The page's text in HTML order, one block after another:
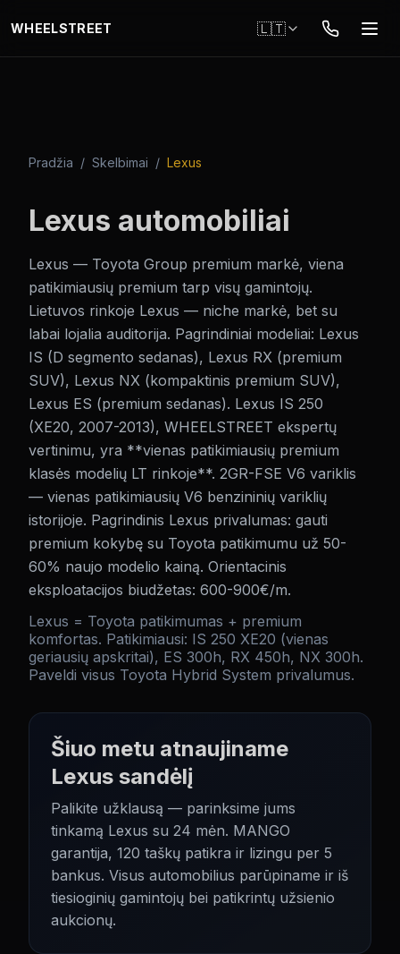
WHEELSTREET 🇱🇹
Pradžia / Skelbimai / Lexus
Lexus automobiliai
Lexus — Toyota Group premium markė, viena
patikimiausių premium tarp visų gamintojų.
Lietuvos rinkoje Lexus — niche markė, bet su
labai lojalia auditorija. Pagrindiniai modeliai: Lexus
IS (D segmento sedanas), Lexus RX (premium
SUV), Lexus NX (kompaktinis premium SUV),
Lexus ES (premium sedanas). Lexus IS 250
(XE20, 2007-2013), WHEELSTREET ekspertų
vertinimu, yra **vienas patikimiausių premium
klasės modelių LT rinkoje**. 2GR-FSE V6 variklis
— vienas patikimiausių V6 benzininių variklių
istorijoje. Pagrindinis Lexus privalumas: gauti
premium kokybę su Toyota patikimumu už 50-
60% naujo modelio kainą. Orientacinis
eksploatacijos biudžetas: 600-900€/m.
Lexus = Toyota patikimumas + premium
komfortas. Patikimiausi: IS 250 XE20 (vienas
geriausių apskritai), ES 300h, RX 450h, NX 300h.
Paveldi visus Toyota Hybrid System privalumus.
Šiuo metu atnaujiname
Lexus sandėlį
Palikite užklausą — parinksime jums
tinkamą Lexus su 24 mėn. MANGO
garantija, 120 taškų patikra ir lizingu per 5
bankus. Visus automobilius parūpiname ir iš
tiesioginių gamintojų bei patikrintų užsienio
aukcionų.